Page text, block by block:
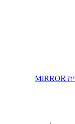
מקרן LED להקרנה על קיר עד 110" כולל פונקצית MIRROR